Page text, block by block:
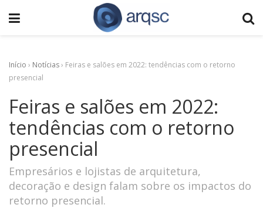
Início › Notícias› Feiras e salões em 2022: tendências com o retorno
presencial
Feiras e salões em 2022:
tendências com o retorno
presencial
Empresários e lojistas de arquitetura,
decoração e design falam sobre os impactos do
retorno presencial.